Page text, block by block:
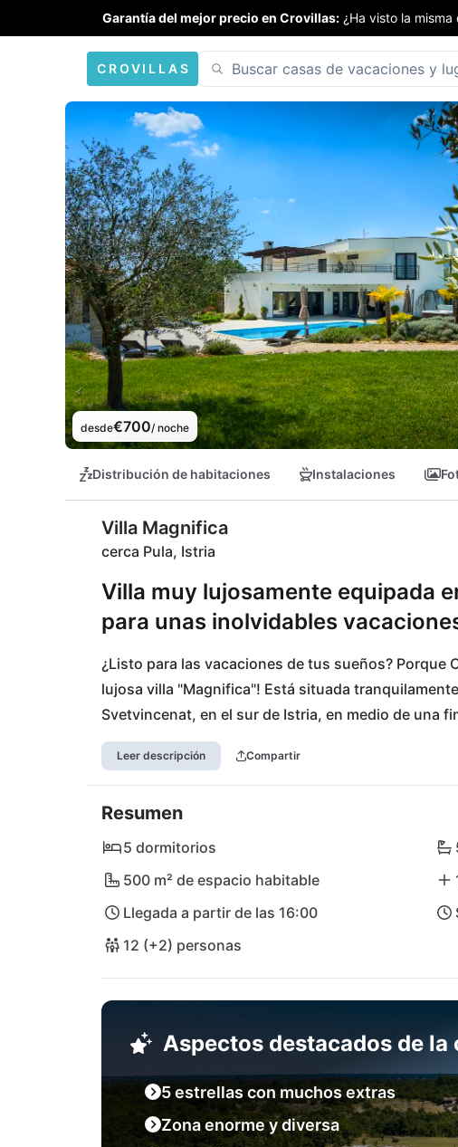
Garantía del mejor precio en Crovillas: ¿Ha visto la
CROVILLAS
desde€700/ noche
Distribución de habitaciones Instalaciones
Villa Magnifica
cerca Pula, Istria
Villa muy lujosamente equipada
para unas inolvidables
¿Listo para las vacaciones de tus sueños? Porque
lujosa villa "Magnifica"! Está situada
Svetvincenat, en el sur de Istria, en medio de una
versátil. La enorme piscina es sólo uno de los
ensueño, que se encuentra a unos 10 km de
vacaciones en familia en Croacia. Una tienda de
distancia en Jursici. Los destinos cercanos de
islas Brijuni. El aeropuerto de Pula está a sólo 15
Leer descripción Compartir
Resumen
5 dormitorios
500 m² de espacio habitable
Llegada a partir de las 16:00
12 (+2) personas
Aspectos destacados de la
5 estrellas con muchos extras
Zona enorme y diversa